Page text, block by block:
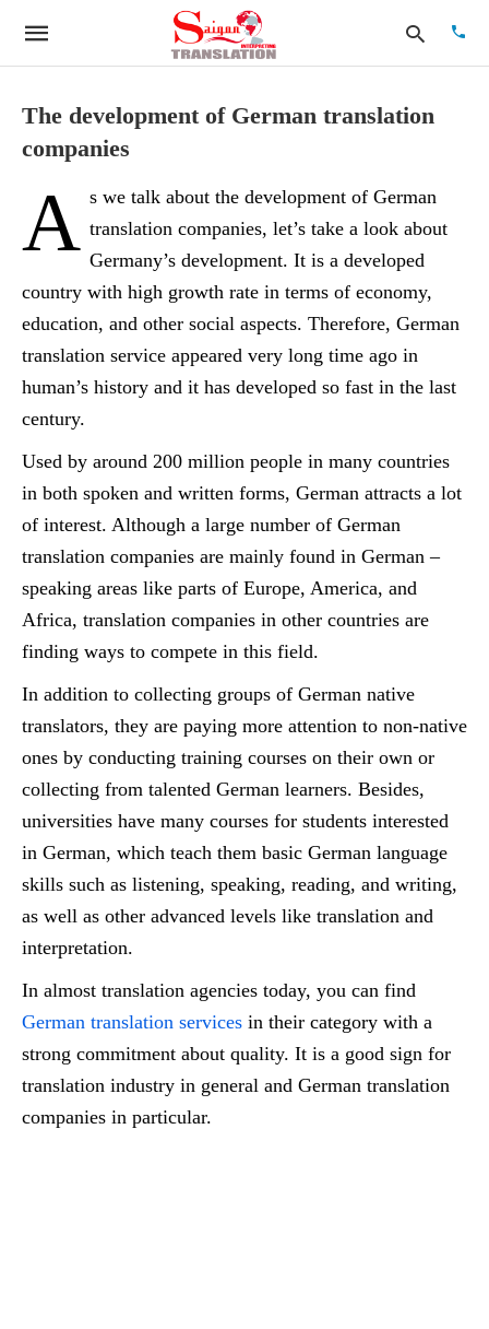
The development of German translation
companies
A s we talk about the development of German
translation companies, let’s take a look about
Germany’s development. It is a developed
country with high growth rate in terms of economy,
education, and other social aspects. Therefore, German
translation service appeared very long time ago in
human’s history and it has developed so fast in the last
century.
Used by around 200 million people in many countries
in both spoken and written forms, German attracts a lot
of interest. Although a large number of German
translation companies are mainly found in German –
speaking areas like parts of Europe, America, and
Africa, translation companies in other countries are
finding ways to compete in this field.
In addition to collecting groups of German native
translators, they are paying more attention to non-native
ones by conducting training courses on their own or
collecting from talented German learners. Besides,
universities have many courses for students interested
in German, which teach them basic German language
skills such as listening, speaking, reading, and writing,
as well as other advanced levels like translation and
interpretation.
In almost translation agencies today, you can find
German translation services in their category with a
strong commitment about quality. It is a good sign for
translation industry in general and German translation
companies in particular.